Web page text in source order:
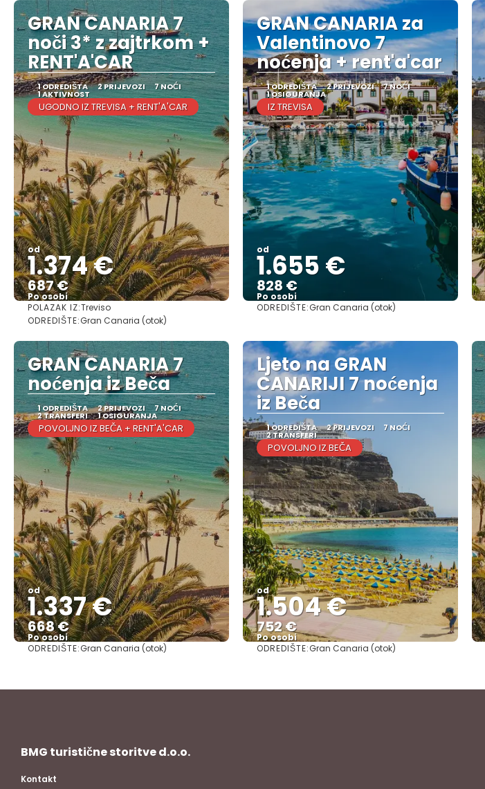
GRAN CANARIA 7
noči 3* z zajtrkom +
RENT'A'CAR
1 ODREDIŠTA 2 PRIJEVOZI 7 NOĆI
1 AKTIVNOST
UGODNO IZ TREVISA + RENT'A'CAR
od
1.374 €
687 €
Po osobi
Vidjeti
POLAZAK IZ:Treviso
ODREDIŠTE:Gran Canaria (otok)
GRAN CANARIA za
Valentinovo 7
noćenja + rent'a'car
1 ODREDIŠTA 2 PRIJEVOZI 7 NOĆI
1 OSIGURANJA
IZ TREVISA
od
1.655 €
828 €
Po osobi
Vidjeti
ODREDIŠTE:Gran Canaria (otok)
GRAN CANARIA 7
noćenja iz Beča
1 ODREDIŠTA 2 PRIJEVOZI 7 NOĆI
2 TRANSFERI 1 OSIGURANJA
POVOLJNO IZ BEČA + RENT'A'CAR
od
1.337 €
668 €
Po osobi
Vidjeti
ODREDIŠTE:Gran Canaria (otok)
Ljeto na GRAN
CANARIJI 7 noćenja
iz Beča
1 ODREDIŠTA 2 PRIJEVOZI 7 NOĆI
2 TRANSFERI
POVOLJNO IZ BEČA
od
1.504 €
752 €
Po osobi
Vidjeti
ODREDIŠTE:Gran Canaria (otok)
BMG turistične storitve d.o.o.
Kontakt